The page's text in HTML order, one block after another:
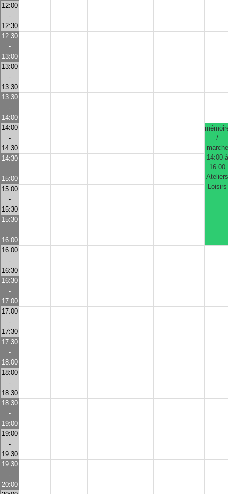
12:00
-
12:30
12:30
-
13:00
13:00
-
13:30
13:30
-
14:00
14:00
-
14:30
/
marche
14:00 à
16:00
Ateliers
Loisirs
14:30
-
15:00
15:00
-
15:30
15:30
-
16:00
16:00
-
16:30
16:30
-
17:00
17:00
-
17:30
17:30
-
18:00
18:00
-
18:30
18:30
-
19:00
19:00
-
19:30
19:30
-
20:00